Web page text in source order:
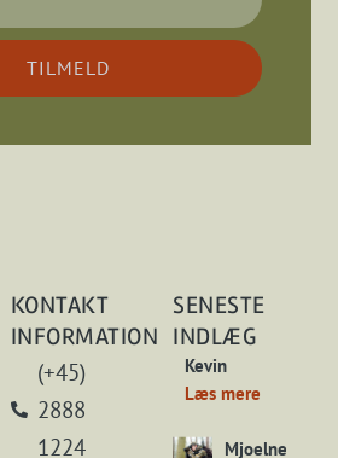
TILMELD
KONTAKT
INFORMATION
(+45)
2888
1224
SENESTE
INDLÆG
Kevin
Læs mere
Mjoelner